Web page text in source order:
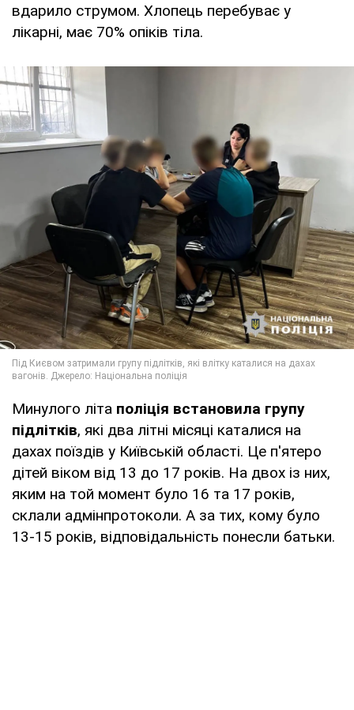
вдарило струмом. Хлопець перебуває у
лікарні, має 70% опіків тіла.
Минулого літа поліція встановила групу
підлітків, які два літні місяці каталися на
дахах поїздів у Київській області. Це п'ятеро
дітей віком від 13 до 17 років. На двох із них,
яким на той момент було 16 та 17 років,
склали адмінпротоколи. А за тих, кому було
13-15 років, відповідальність понесли батьки.